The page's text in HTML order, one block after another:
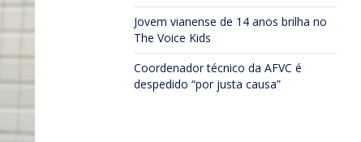
Jovem vianense de 14 anos brilha no
The Voice Kids
Coordenador técnico da AFVC é
despedido “por justa causa”